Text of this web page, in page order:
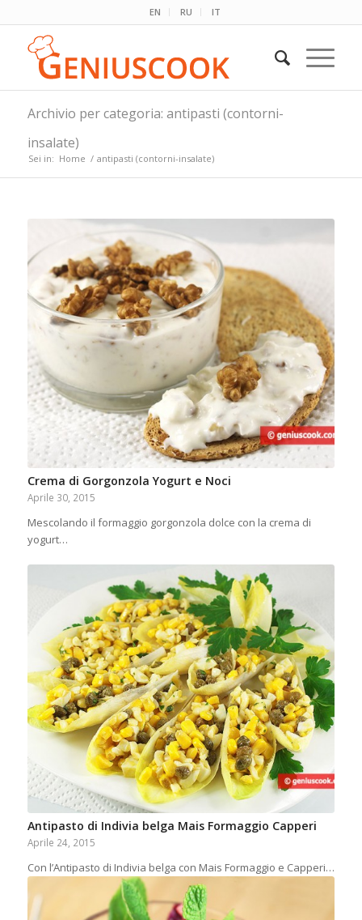
EN RU IT
Archivio per categoria: antipasti (contorni-
insalate)
Sei in: Home / antipasti (contorni-insalate)
Crema di Gorgonzola Yogurt e Noci
Aprile 30, 2015
Mescolando il formaggio gorgonzola dolce con la crema di
yogurt…
Antipasto di Indivia belga Mais Formaggio Capperi
Aprile 24, 2015
Con l’Antipasto di Indivia belga con Mais Formaggio e Capperi…